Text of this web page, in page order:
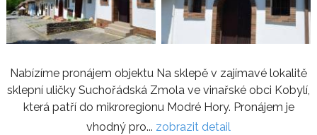
Nabízíme pronájem objektu Na sklepě v zajímavé lokalitě
sklepní uličky Suchořádská Zmola ve vinařské obci Kobylí,
která patří do mikroregionu Modré Hory. Pronájem je
vhodný pro... zobrazit detail